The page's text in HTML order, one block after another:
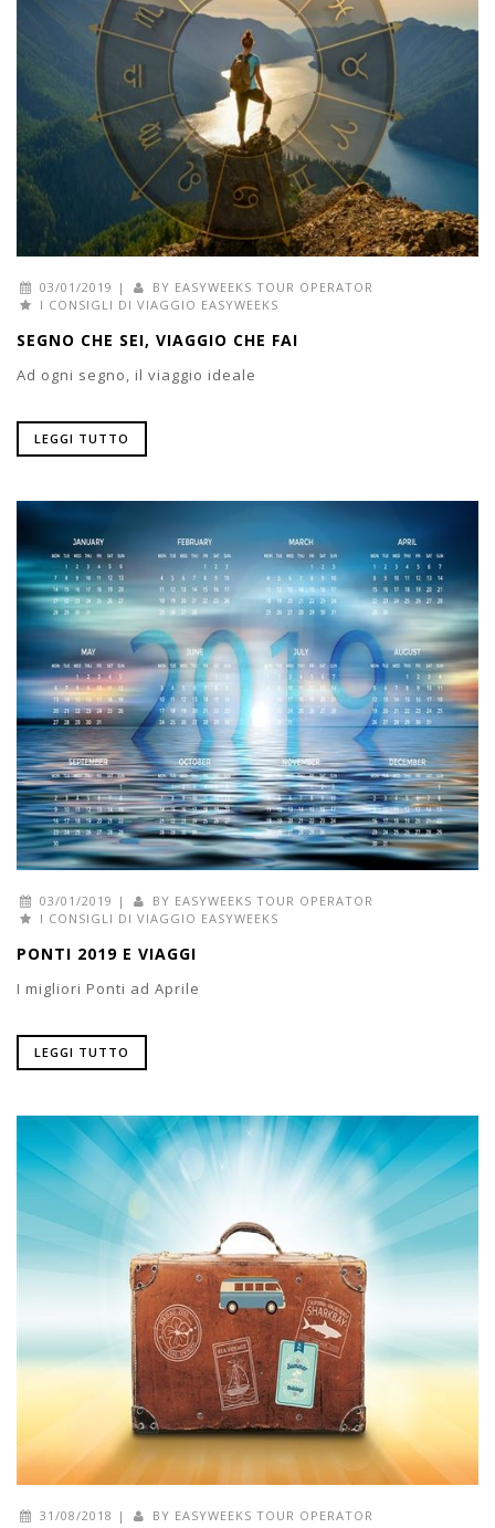
03/01/2019 | BY EASYWEEKS TOUR OPERATOR
I CONSIGLI DI VIAGGIO EASYWEEKS
SEGNO CHE SEI, VIAGGIO CHE FAI
Ad ogni segno, il viaggio ideale
LEGGI TUTTO
03/01/2019 | BY EASYWEEKS TOUR OPERATOR
I CONSIGLI DI VIAGGIO EASYWEEKS
PONTI 2019 E VIAGGI
I migliori Ponti ad Aprile
LEGGI TUTTO
31/08/2018 | BY EASYWEEKS TOUR OPERATOR